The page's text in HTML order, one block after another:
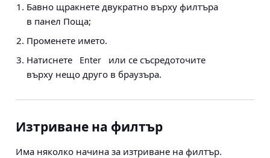
Бавно щракнете двукратно върху филтъра
в панел Поща;
Променете името.
Натиснете
Enter
или се съсредоточите
върху нещо друго в браузъра.
Изтриване на филтър
Има няколко начина за изтриване на филтър.